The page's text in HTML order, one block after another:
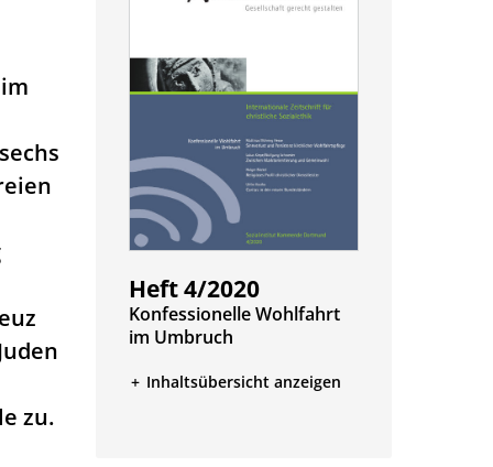
zu.
Heft 4/2020
:
Konfessionelle Wohlfahrt
im Umbruch
Inhaltsübersicht anzeigen